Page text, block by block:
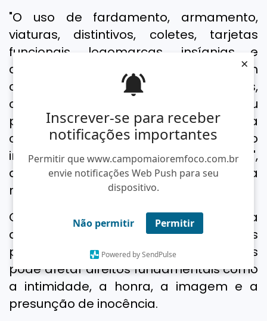
Inscrever-se para receber
notificações importantes
Permitir que www.campomaioremfoco.com.br
envie notificações Web Push para seu
dispositivo.
Não permitir Permitir
Powered by SendPulse
×
"O uso de fardamento, armamento,
viaturas, distintivos, coletes, tarjetas
funcionais, logomarcas, insígnias e
demais símbolos institucionais em
conteúdos pessoais, promocionais,
comerciais, humorísticos, satíricos ou
político-eleitorais pode gerar indevida
confusão entre comunicação
institucional e promoção individual",
destaca um dos trechos da
recomendação.
O MPPI também ressaltou que a
divulgação de imagens de pessoas
presas, investigadas ou custodiadas
pode afetar direitos fundamentais como
a intimidade, a honra, a imagem e a
presunção de inocência.